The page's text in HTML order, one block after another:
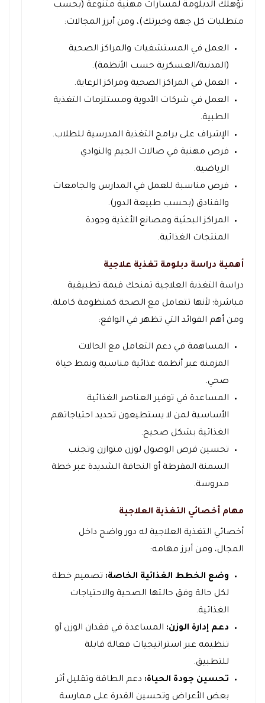
تؤهلك الدبلومة لمسارات مهنية متنوعة (بحسب
متطلبات كل جهة وخبرتك)، ومن أبرز المجالات:
العمل في المستشفيات والمراكز الصحية
(المدنية/العسكرية حسب الأنظمة).
العمل في المراكز الصحية ومراكز الرعاية.
العمل في شركات الأدوية ومستلزمات التغذية
الطبية.
الإشراف على برامج التغذية المدرسية للطلاب.
فرص مهنية في صالات الجيم والنوادي
الرياضية.
فرص مناسبة للعمل في المدارس والجامعات
والفنادق (بحسب طبيعة الدور).
المراكز البحثية ومصانع الأغذية وجودة
المنتجات الغذائية.
أهمية دراسة دبلومة تغذية علاجية
دراسة التغذية العلاجية تمنحك قيمة تطبيقية
مباشرة؛ لأنها تتعامل مع الصحة كمنظومة كاملة.
ومن أهم الفوائد التي تظهر في الواقع:
المساهمة في دعم التعامل مع الحالات
المزمنة عبر أنظمة غذائية مناسبة ونمط حياة
صحي.
المساعدة في توفير العناصر الغذائية
الأساسية لمن لا يستطيعون تحديد احتياجاتهم
الغذائية بشكل صحيح.
تحسين فرص الوصول لوزن متوازن وتجنب
السمنة المفرطة أو النحافة الشديدة عبر خطة
مدروسة.
مهام أخصائي التغذية العلاجية
أخصائي التغذية العلاجية له دور واضح داخل
المجال، ومن أبرز مهامه:
وضع الخطط الغذائية الخاصة: تصميم خطة
لكل حالة وفق حالتها الصحية والاحتياجات
الغذائية.
دعم إدارة الوزن: المساعدة في فقدان الوزن أو
تنظيمه عبر استراتيجيات فعالة قابلة
للتطبيق.
تحسين جودة الحياة: دعم الطاقة وتقليل أثر
بعض الأعراض وتحسين القدرة على ممارسة